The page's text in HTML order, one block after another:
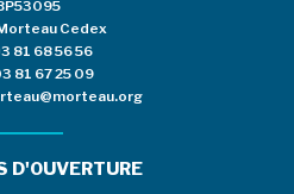
Cedex
81 68 56 56
81 67 25 09
D'OUVERTURE